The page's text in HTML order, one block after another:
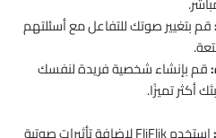
قم بتغيير صوتك للتفاعل مع أسئلتهم
قم بإنشاء شخصية فريدة لنفسك
استخدم FliFlik لإضافة تأثيرات صوتية